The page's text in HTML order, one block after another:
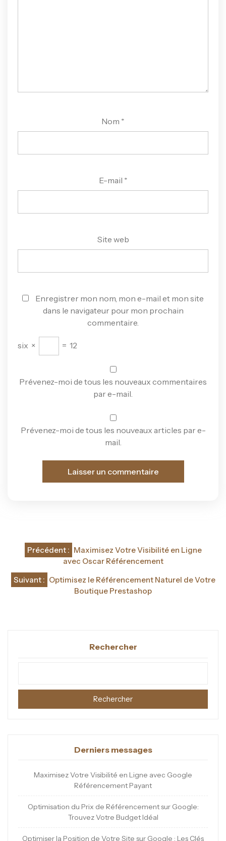
Nom *
E-mail *
Site web
Enregistrer mon nom, mon e-mail et mon site
dans le navigateur pour mon prochain
commentaire.
six × = 12
Prévenez-moi de tous les nouveaux commentaires
par e-mail.
Prévenez-moi de tous les nouveaux articles par e-
mail.
Navigation
l’article
Précédent : Maximisez Votre Visibilité en Ligne
avec Oscar Référencement
Suivant : Optimisez le Référencement Naturel de Votre
Boutique Prestashop
Rechercher
Rechercher
Derniers messages
Maximisez Votre Visibilité en Ligne avec Google
Référencement Payant
Optimisation du Prix de Référencement sur Google:
Trouvez Votre Budget Idéal
Optimiser la Position de Votre Site sur Google : Les Clés